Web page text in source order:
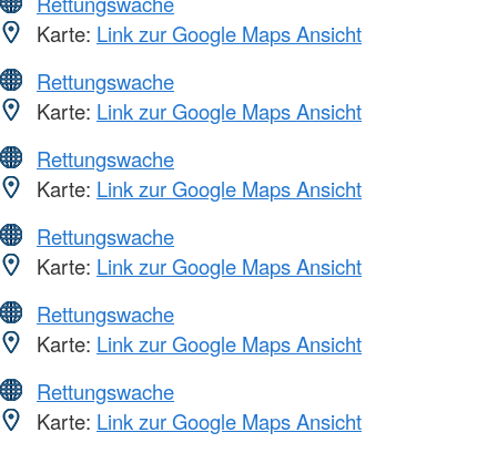
Karte: Link zur Google Maps Ansicht
Rettungswache
Karte: Link zur Google Maps Ansicht
Rettungswache
Karte: Link zur Google Maps Ansicht
Rettungswache
Karte: Link zur Google Maps Ansicht
Rettungswache
Karte: Link zur Google Maps Ansicht
Rettungswache
Karte: Link zur Google Maps Ansicht